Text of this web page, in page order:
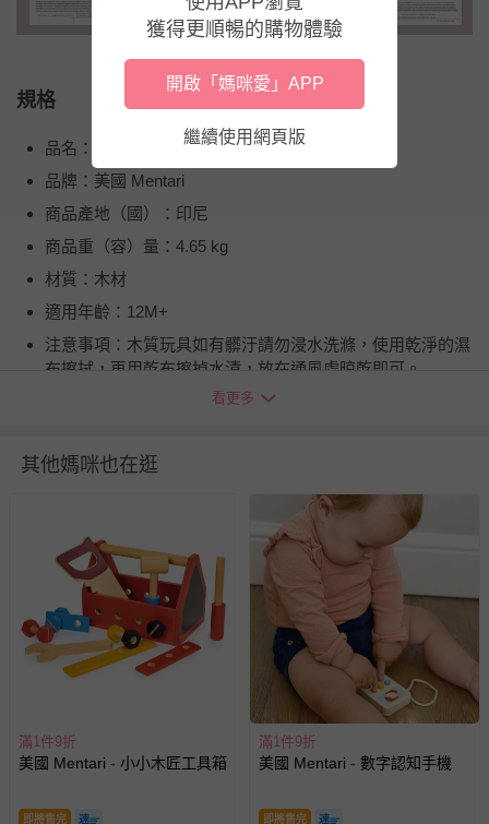
規格
品名：米格魯滑步車
品牌：美國 Mentari
商品產地（國）：印尼
商品重（容）量：4.65 kg
材質：木材
適用年齡：12M+
注意事項：木質玩具如有髒汙請勿浸水洗滌，使用乾淨的濕
布擦拭，再用乾布擦掉水漬，放在通風處晾乾即可。
BSMI商品檢驗標識字號：M3A918
您所購買的商品享有7天的鑑賞期／猶豫期權益，但此期間
包含完整包裝、配件、說明文件及贈品等。
如需退換貨，請於收到商品7天（含例假日內提出），如為
瑕疵退換貨所產生的運費，將由媽咪愛負責處理，若非瑕疵
退貨，您可至『查詢訂單』>『已出貨』中查詢該筆訂單，
並點選『我要退貨』即可進行申請。若有相關退貨問題，請
至媽咪愛LINE@客服ID: @mamilove
我們將依序為您處理
針對滿件折/滿額贈…等活動，如因部份退貨，而該訂單保
留商品未達活動門檻，將以原價計算，活動贈品亦需一併退
看更多
其他媽咪也在逛
滿1件9折
美國 Mentari - 小小木匠工具箱
即將售完
滿1件9折
美國 Mentari - 數字認知手機
即將售完
獲得更順暢的購物體驗
開啟「媽咪愛」APP
繼續使用網頁版